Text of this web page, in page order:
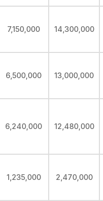
7,150,000 14,300,000
6,500,000 13,000,000
6,240,000 12,480,000
1,235,000 2,470,000